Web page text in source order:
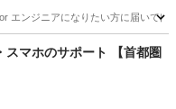
エンジニアになりたい方に届いて
グ Java